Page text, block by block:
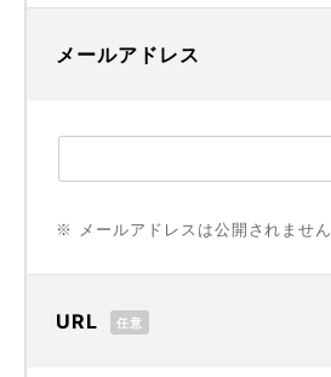
メールアドレス
※ メールアドレスは公開されません
URL 任意